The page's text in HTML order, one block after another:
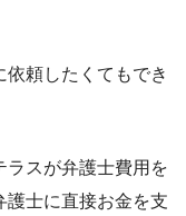
頼したくてもでき
ラスが弁護士費用を
護士に直接お金を支